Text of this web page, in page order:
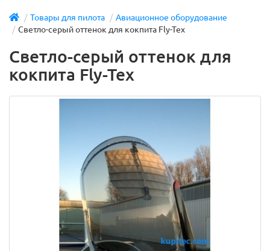
Товары для пилота
Авиационное оборудование
Светло-серый оттенок для кокпита Fly-Tex
Светло-серый оттенок для
кокпита Fly-Tex